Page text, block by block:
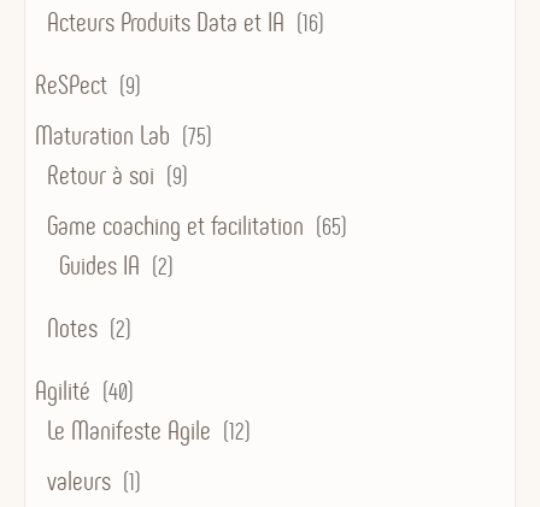
Acteurs Produits Data et IA (16)
ReSPect (9)
Maturation Lab (75)
Retour à soi (9)
Game coaching et facilitation (65)
Guides IA (2)
Notes (2)
Agilité (40)
Le Manifeste Agile (12)
valeurs (1)